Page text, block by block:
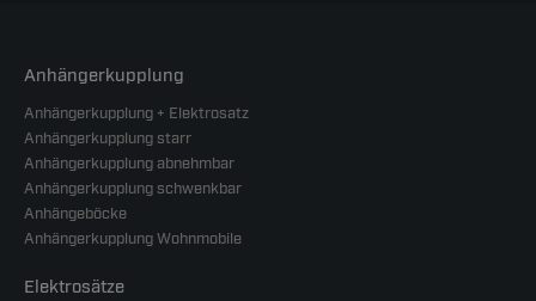
Anhängerkupplung
Anhängerkupplung + Elektrosatz
Anhängerkupplung starr
Anhängerkupplung abnehmbar
Anhängerkupplung schwenkbar
Anhängeböcke
Anhängerkupplung Wohnmobile
Elektrosätze